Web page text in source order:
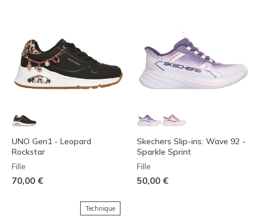
UNO Gen1 - Leopard
Rockstar
Fille
70,00 €
Skechers Slip-ins: Wave 92 -
Sparkle Sprint
Fille
50,00 €
Technique